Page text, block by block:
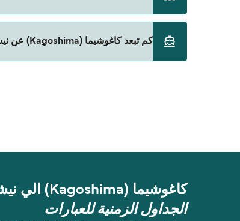
كم تبعد كاغوشيما (Kagoshima) عن نيشينوموتي (Nishinoomote)؟
كاغوشيما (Kagoshima) الي نيشينوموتي (Nishinoomote)
الجداول الزمنية للعبارات